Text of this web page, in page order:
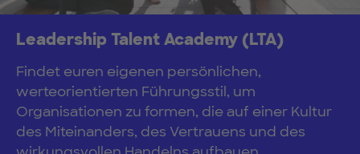
Leadership Talent Academy (LTA)
Findet euren eigenen persönlichen,
werteorientierten Führungsstil, um
Organisationen zu formen, die auf einer Kultur
des Miteinanders, des Vertrauens und des